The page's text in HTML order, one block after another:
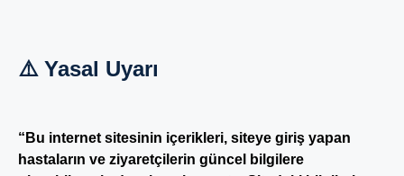
⚠️ Yasal Uyarı
“Bu internet sitesinin içerikleri, siteye giriş yapan
hastaların ve ziyaretçilerin güncel bilgilere